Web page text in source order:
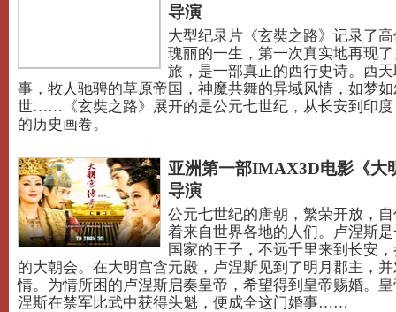
导演
大型纪录片《玄奘之路》记录了
瑰丽的一生，第一次真实地再现
旅，是一部真正的西行史诗。西
事，牧人驰骋的草原帝国，神魔共舞的异域风情，如梦
世……《玄奘之路》展开的是公元七世纪，从长安到印度
的历史画卷。
亚洲第一部IMAX3D电影《大
导演
公元七世纪的唐朝，繁荣开放，
着来自世界各地的人们。卢涅斯
国家的王子，不远千里来到长安
的大朝会。在大明宫含元殿，卢涅斯见到了明月郡主，
情。为情所困的卢涅斯启奏皇帝，希望得到皇帝赐婚。
涅斯在禁军比武中获得头魁，便成全这门婚事……